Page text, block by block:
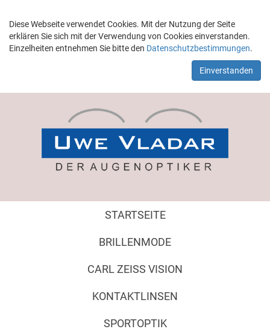
Diese Webseite verwendet Cookies. Mit der Nutzung der Seite
erklären Sie sich mit der Verwendung von Cookies einverstanden.
Einzelheiten entnehmen Sie bitte den Datenschutzbestimmungen.
Einverstanden
STARTSEITE
BRILLENMODE
CARL ZEISS VISION
KONTAKTLINSEN
SPORTOPTIK